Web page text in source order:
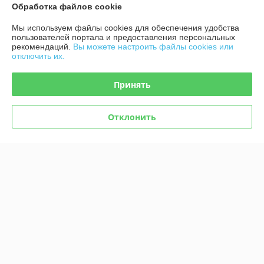
О нас
Контакты
Обработка файлов cookie
Мы используем файлы cookies для обеспечения удобства
пользователей портала и предоставления персональных
рекомендаций. Вы можете настроить файлы cookies или
отключить их.
Принять
Отклонить